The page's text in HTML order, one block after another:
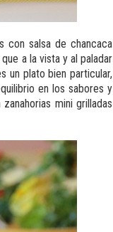
con salsa de chancaca
a la vista y al paladar
un plato bien particular,
en los sabores y
mini grilladas